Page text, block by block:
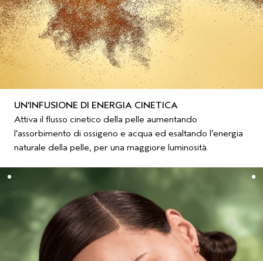
UN’INFUSIONE DI ENERGIA CINETICA
Attiva il flusso cinetico della pelle aumentando
l’assorbimento di ossigeno e acqua ed esaltando l’energia
naturale della pelle, per una maggiore luminosità.